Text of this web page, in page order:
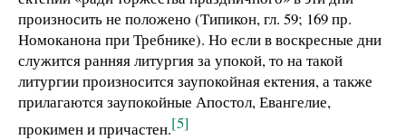
произносить не положено (Типикон, гл. 59; 169 пр.
Номоканона при Требнике). Но если в воскресные дни
служится ранняя литургия за упокой, то на такой
литургии произносится заупокойная ектения, а также
прилагаются заупокойные Апостол, Евангелие,
прокимен и причастен.[5]